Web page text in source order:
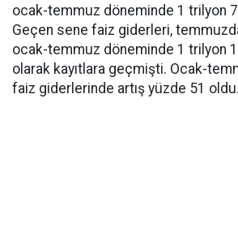
ocak-temmuz döneminde 1 trilyon
Geçen sene faiz giderleri,
ocak-temmuz döneminde 1 trilyon
olarak kayıtlara geçmişti. Ocak-
faiz giderlerinde artış yüzde 51 oldu.